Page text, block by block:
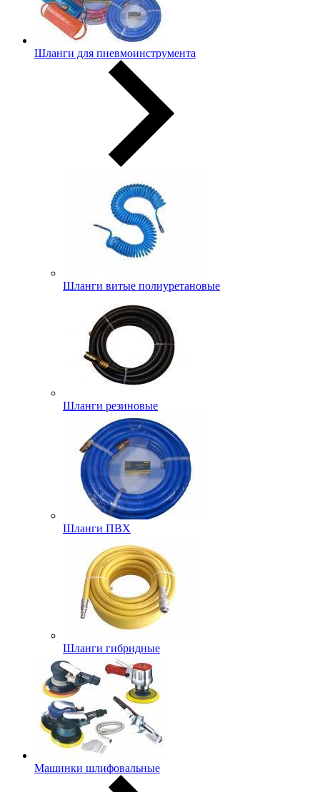
Шланги для пневмоинструмента
Шланги витые полиуретановые
Шланги резиновые
Шланги ПВХ
Шланги гибридные
Машинки шлифовальные